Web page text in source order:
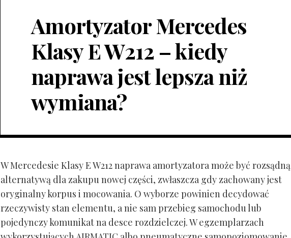
Amortyzator Mercedes
Klasy E W212 – kiedy
naprawa jest lepsza niż
wymiana?
W Mercedesie Klasy E W212 naprawa amortyzatora może być rozsądną
alternatywą dla zakupu nowej części, zwłaszcza gdy zachowany jest
oryginalny korpus i mocowania. O wyborze powinien decydować
rzeczywisty stan elementu, a nie sam przebieg samochodu lub
pojedynczy komunikat na desce rozdzielczej. W egzemplarzach